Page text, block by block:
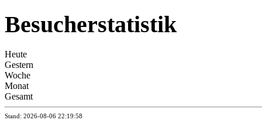
Besucherstatistik
Heute
Gestern
Woche
Monat
Gesamt
Stand: 2026-08-06 22:19:58